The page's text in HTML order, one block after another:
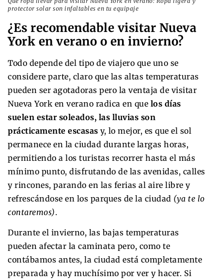
protector solar son infaltables en tu equipaje
¿Es recomendable visitar Nueva
York en verano o en invierno?
Todo depende del tipo de viajero que uno se
considere parte, claro que las altas temperaturas
pueden ser agotadoras pero la ventaja de visitar
Nueva York en verano radica en que los días
suelen estar soleados, las lluvias son
prácticamente escasas y, lo mejor, es que el sol
permanece en la ciudad durante largas horas,
permitiendo a los turistas recorrer hasta el más
mínimo punto, disfrutando de las avenidas, calles
y rincones, parando en las ferias al aire libre y
refrescándose en los parques de la ciudad (ya te lo
contaremos).
Durante el invierno, las bajas temperaturas
pueden afectar la caminata pero, como te
contábamos antes, la ciudad está completamente
preparada y hay muchísimo por ver y hacer. Si